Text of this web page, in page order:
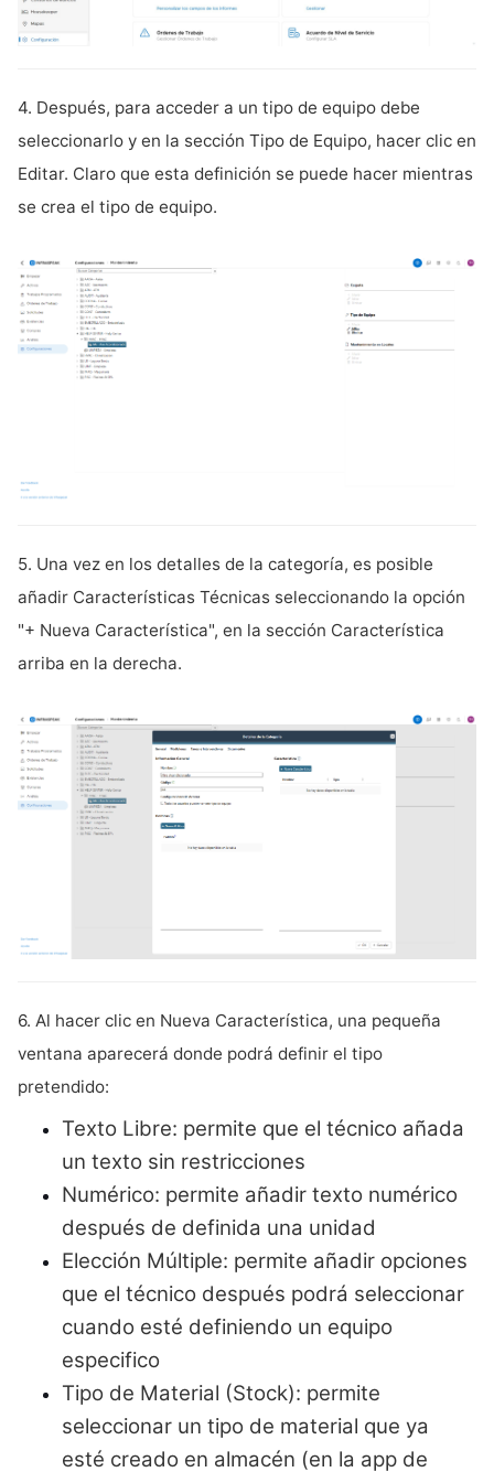
4. Después, para acceder a un tipo de equipo debe
seleccionarlo y en la sección Tipo de Equipo, hacer clic en
Editar. Claro que esta definición se puede hacer mientras
se crea el tipo de equipo.
5. Una vez en los detalles de la categoría, es posible
añadir Características Técnicas seleccionando la opción
"+ Nueva Característica", en la sección Característica
arriba en la derecha.
6. Al hacer clic en Nueva Característica, una pequeña
ventana aparecerá donde podrá definir el tipo
pretendido:
Texto Libre: permite que el técnico añada
un texto sin restricciones
Numérico: permite añadir texto numérico
después de definida una unidad
Elección Múltiple: permite añadir opciones
que el técnico después podrá seleccionar
cuando esté definiendo un equipo
especifico
Tipo de Material (Stock): permite
seleccionar un tipo de material que ya
esté creado en almacén (en la app de